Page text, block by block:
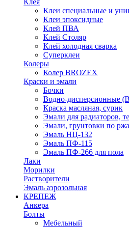
Клея
Клеи специальные и
Клеи эпоксидные
Клей ПВА
Клей Столяр
Клей холодная сварка
Суперклеи
Колеры
Колер BROZEX
Краски и эмали
Бочки
Водно-дисперсионные
Краска масляная, сурик
Эмали для радиаторов,
Эмали, грунтовки по
Эмаль НЦ-132
Эмаль ПФ-115
Эмаль ПФ-266 для пола
Лаки
Морилки
Растворители
Эмаль аэрозольная
КРЕПЕЖ
Анкера
Болты
Мебельный